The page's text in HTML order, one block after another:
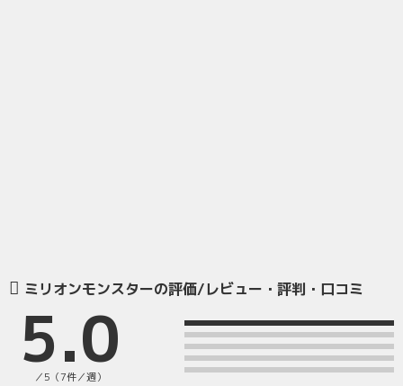
ミリオンモンスターの評価/レビュー・評判・口コミ
5.0
／5（7件／週）